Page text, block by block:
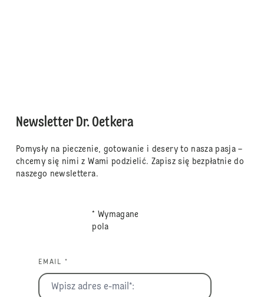
Newsletter Dr. Oetkera
Pomysły na pieczenie, gotowanie i desery to nasza pasja –
chcemy się nimi z Wami podzielić. Zapisz się bezpłatnie do
naszego newslettera.
* Wymagane
pola
EMAIL *